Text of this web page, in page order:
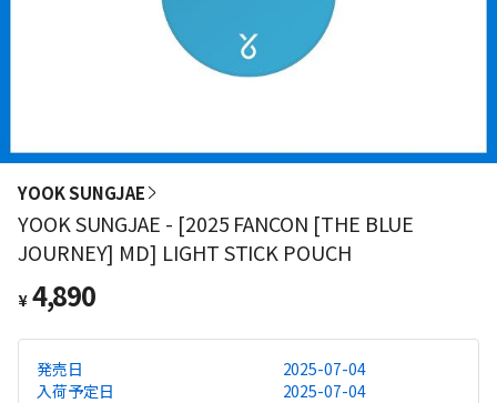
YOOK SUNGJAE
YOOK SUNGJAE - [2025 FANCON [THE BLUE
JOURNEY] MD] LIGHT STICK POUCH
¥ 4,890
発売日
2025-07-04
入荷予定日
2025-07-04